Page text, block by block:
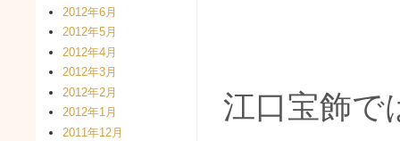
江口宝飾で
2012年6月
2012年5月
2012年4月
2012年3月
2012年2月
2012年1月
2011年12月